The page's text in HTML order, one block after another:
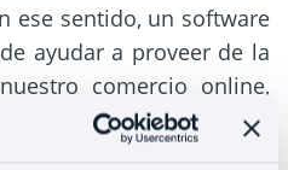
ese sentido, un software
ayudar a proveer de la
comercio online,
más allá de un chat.
o audios.